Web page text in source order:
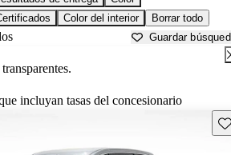
Color del interior Borrar todo
Guardar
incluyan tasas del concesionario